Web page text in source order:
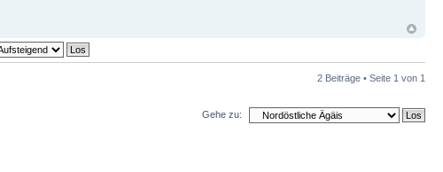
2 Beiträge • Seite 1 von 1
Gehe zu: